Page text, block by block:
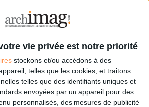
vie privée est notre priorité
stockons et/ou accédons à des
telles que les cookies, et traitons
telles que des identifiants uniques et
envoyées par un appareil pour des
personnalisés, des mesures de publicité
public : le pivot de la transformation